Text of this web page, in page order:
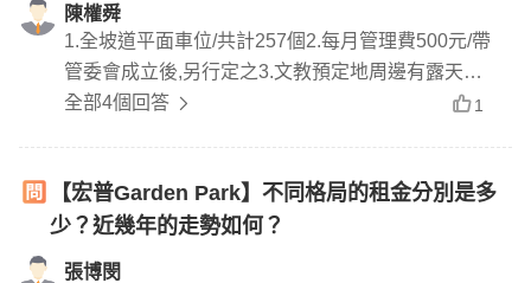
陳權舜
1.全坡道平面車位/共計257個2.每月管理費500元/帶
管委會成立後,另行定之3.文教預定地周邊有露天停
車位可租/每月約3000元~3500元/步行約5分鐘左右
全部4個回答 1
【宏普Garden Park】不同格局的租金分別是多
少？近幾年的走勢如何？
張博閔